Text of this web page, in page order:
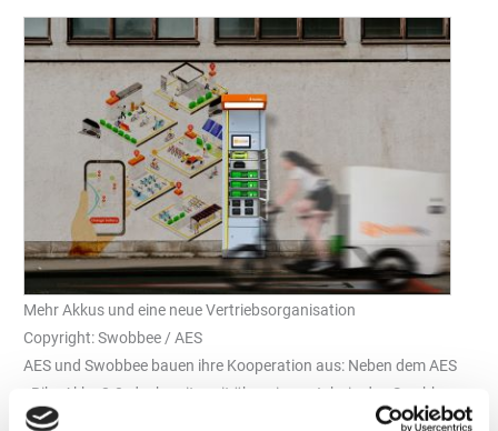
Mehr Akkus und eine neue Vertriebsorganisation
Copyright: Swobbee / AES
AES und Swobbee bauen ihre Kooperation aus: Neben dem AES
eBike Akku 2.0, der bereits seit über einem Jahr in das Swobbee-
System integriert ist, können in Kürze auch die Batterien AES